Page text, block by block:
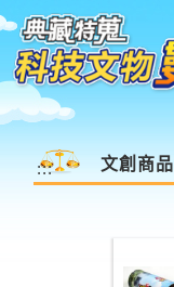
跳到主要內容區塊
::: 文創商品